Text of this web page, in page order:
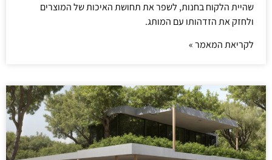
שהיית הלקוח בחנות, לשפר את תחושת האיכות של המוצרים
ולחזק את הזדהותו עם המותג.
לקריאת המאמר »